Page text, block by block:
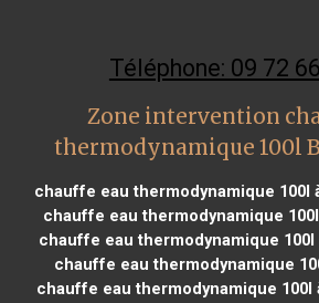
Téléphone: 09 72
Zone intervention
thermodynamique 100l
chauffe eau thermodynamique 100l
chauffe eau thermodynamique
chauffe eau thermodynamique 100l
chauffe eau thermodynamique
chauffe eau thermodynamique 100l